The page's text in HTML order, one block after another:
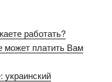
работать?
может платить Вам
украинский